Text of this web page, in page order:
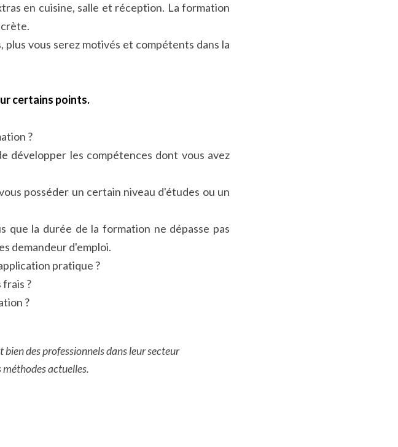
en cuisine, salle et réception. La formation
plus vous serez motivés et compétents dans la
certains points.
?
développer les compétences dont vous avez
posséder un certain niveau d'études ou un
que la durée de la formation ne dépasse pas
demandeur d'emploi.
pratique ?
?
?
des professionnels dans leur secteur
actuelles.